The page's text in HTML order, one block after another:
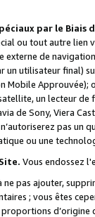
par le
ou tout autre lien
externe de
un utilisateur final)
Mobile
un lecteur de
de Sony, Viera
pas un
ou une
Vous endossez
ne pas ajouter,
; vous êtes